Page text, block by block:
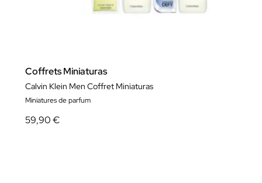
Coffrets Miniaturas
Calvin Klein Men Coffret Miniaturas
Miniatures de parfum
59,90 €